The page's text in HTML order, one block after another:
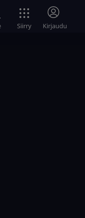
Siirry Kirjaudu